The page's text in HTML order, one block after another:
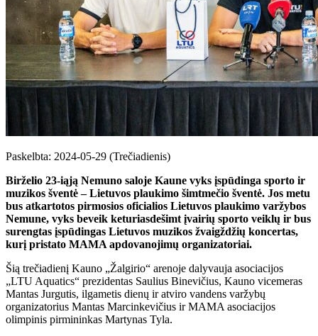
Paskelbta: 2024-05-29 (Trečiadienis)
Birželio 23-iąją Nemuno saloje Kaune vyks įspūdinga sporto ir
muzikos šventė – Lietuvos plaukimo šimtmečio šventė. Jos metu
bus atkartotos pirmosios oficialios Lietuvos plaukimo varžybos
Nemune, vyks beveik keturiasdešimt įvairių sporto veiklų ir bus
surengtas įspūdingas Lietuvos muzikos žvaigždžių koncertas,
kurį pristato MAMA apdovanojimų organizatoriai.
Šią trečiadienį Kauno „Žalgirio“ arenoje dalyvauja asociacijos
„LTU Aquatics“ prezidentas Saulius Binevičius, Kauno vicemeras
Mantas Jurgutis, ilgametis dienų ir atviro vandens varžybų
organizatorius Mantas Marcinkevičius ir MAMA asociacijos
olimpinis pirmininkas Martynas Tyla.